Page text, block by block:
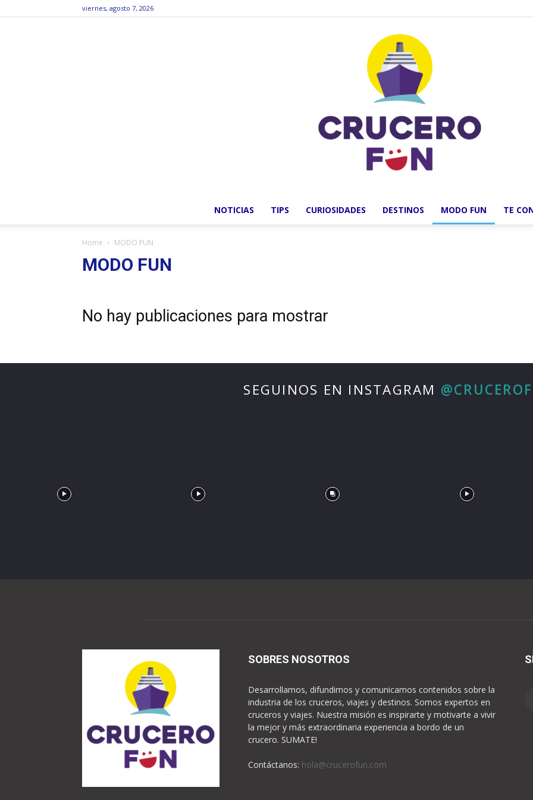
viernes, agosto 7, 2026
NOTICIAS TIPS CURIOSIDADES DESTINOS MODO FUN TE
Home MODO FUN
MODO FUN
No hay publicaciones para mostrar
SEGUINOS EN INSTAGRAM
SOBRES NOSOTROS
Desarrollamos, difundimos y comunicamos contenidos sobre la
industria de los cruceros, viajes y destinos. Somos expertos en
cruceros y viajes. Nuestra misión es inspirarte y motivarte a vivir
la mejor y más extraordinaria experiencia a bordo de un
crucero. SUMATE!
Contáctanos: hola@crucerofun.com